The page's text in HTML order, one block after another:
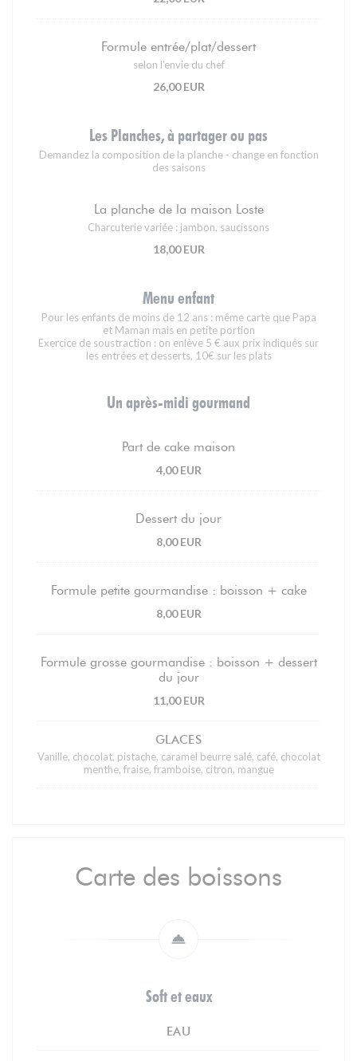
Formule entrée/plat/dessert
selon l'envie du chef
26,00 EUR
Les Planches, à partager ou pas
Demandez la composition de la planche - change en fonction
des saisons
La planche de la maison Loste
Charcuterie variée : jambon, saucissons
18,00 EUR
Menu enfant
Pour les enfants de moins de 12 ans : même carte que Papa
et Maman mais en petite portion
Exercice de soustraction : on enlève 5 € aux prix indiqués sur
les entrées et desserts, 10€ sur les plats
Un après-midi gourmand
Part de cake maison
4,00 EUR
Dessert du jour
8,00 EUR
Formule petite gourmandise : boisson + cake
8,00 EUR
Formule grosse gourmandise : boisson + dessert
du jour
11,00 EUR
GLACES
Vanille, chocolat, pistache, caramel beurre salé, café, chocolat
menthe, fraise, framboise, citron, mangue
Carte des boissons
Soft et eaux
EAU